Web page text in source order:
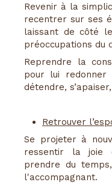
Revenir à la
recentrer sur ses
laissant de côté
préoccupations du
Reprendre la
pour lui
détendre,
Retrouver
Se projeter à
ressentir la joie
prendre du
l'accompagnant.